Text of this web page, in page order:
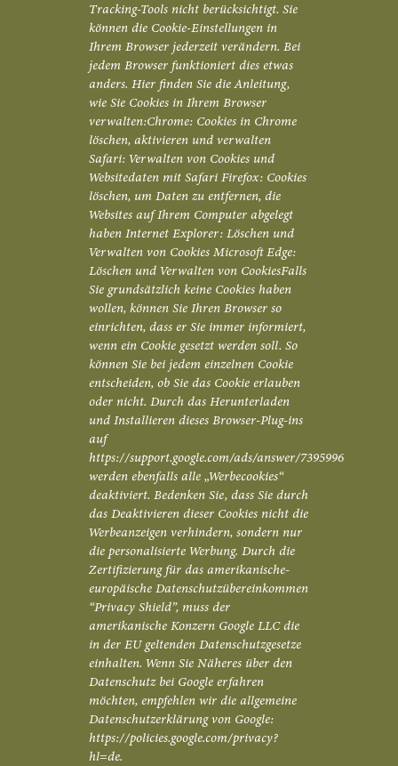
Tracking-Tools nicht berücksichtigt. Sie
können die Cookie-Einstellungen in
Ihrem Browser jederzeit verändern. Bei
jedem Browser funktioniert dies etwas
anders. Hier finden Sie die Anleitung,
wie Sie Cookies in Ihrem Browser
verwalten:Chrome: Cookies in Chrome
löschen, aktivieren und verwalten
Safari: Verwalten von Cookies und
Websitedaten mit Safari Firefox: Cookies
löschen, um Daten zu entfernen, die
Websites auf Ihrem Computer abgelegt
haben Internet Explorer: Löschen und
Verwalten von Cookies Microsoft Edge:
Löschen und Verwalten von CookiesFalls
Sie grundsätzlich keine Cookies haben
wollen, können Sie Ihren Browser so
einrichten, dass er Sie immer informiert,
wenn ein Cookie gesetzt werden soll. So
können Sie bei jedem einzelnen Cookie
entscheiden, ob Sie das Cookie erlauben
oder nicht. Durch das Herunterladen
und Installieren dieses Browser-Plug-ins
auf
https://support.google.com/ads/answer/7395996
werden ebenfalls alle „Werbecookies“
deaktiviert. Bedenken Sie, dass Sie durch
das Deaktivieren dieser Cookies nicht die
Werbeanzeigen verhindern, sondern nur
die personalisierte Werbung. Durch die
Zertifizierung für das amerikanische-
europäische Datenschutzübereinkommen
“Privacy Shield”, muss der
amerikanische Konzern Google LLC die
in der EU geltenden Datenschutzgesetze
einhalten. Wenn Sie Näheres über den
Datenschutz bei Google erfahren
möchten, empfehlen wir die allgemeine
Datenschutzerklärung von Google:
https://policies.google.com/privacy?
hl=de.